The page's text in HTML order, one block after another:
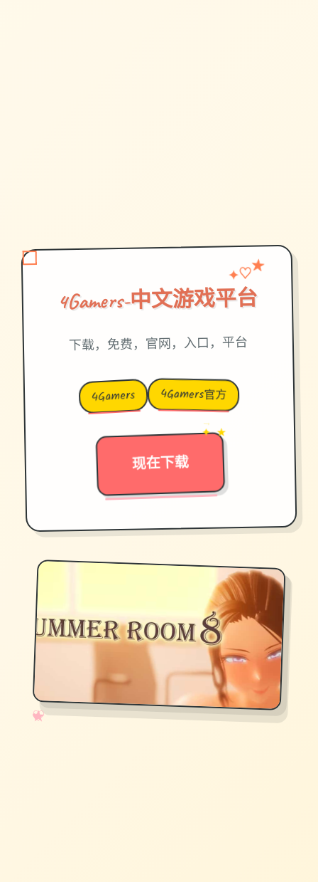
4Gamers-中文游戏平台
✦♡★
下载，免费，官网，入口，平台
4Gamers 4Gamers官方
现在下载
→
✦ ★
✧
♡
★
♥